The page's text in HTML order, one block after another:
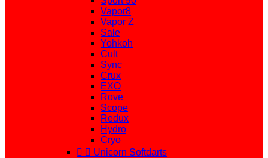
Vapor8
Vapor Z
Sale
Yohkoh
Cult
Sync
Crux
EXO
Rove
Scope
Redux
Hydro
Cryo
  Unicorn Softdarts